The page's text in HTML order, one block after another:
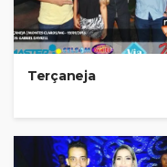
Terçaneja